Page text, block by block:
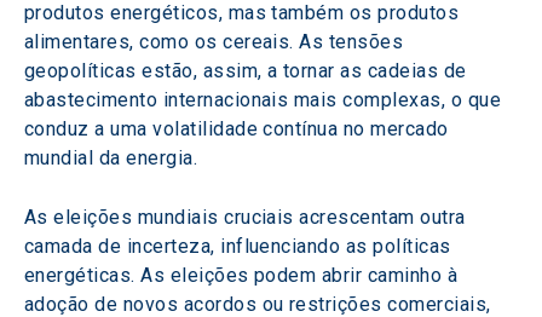
produtos energéticos, mas também os produtos
alimentares, como os cereais. As tensões
geopolíticas estão, assim, a tornar as cadeias de
abastecimento internacionais mais complexas, o que
conduz a uma volatilidade contínua no mercado
mundial da energia.
As eleições mundiais cruciais acrescentam outra
camada de incerteza, influenciando as políticas
energéticas. As eleições podem abrir caminho à
adoção de novos acordos ou restrições comerciais,